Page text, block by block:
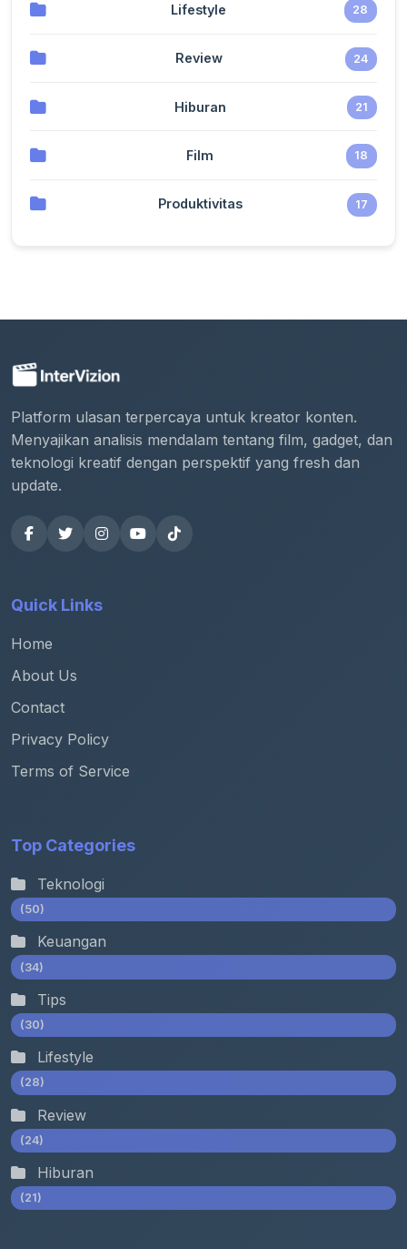
Lifestyle 28
Review 24
Hiburan 21
Film 18
Produktivitas 17
Platform ulasan terpercaya untuk kreator konten.
Menyajikan analisis mendalam tentang film, gadget, dan
teknologi kreatif dengan perspektif yang fresh dan
update.
Quick Links
Home
About Us
Contact
Privacy Policy
Terms of Service
Top Categories
Teknologi
(50)
Keuangan
(34)
Tips
(30)
Lifestyle
(28)
Review
(24)
Hiburan
(21)